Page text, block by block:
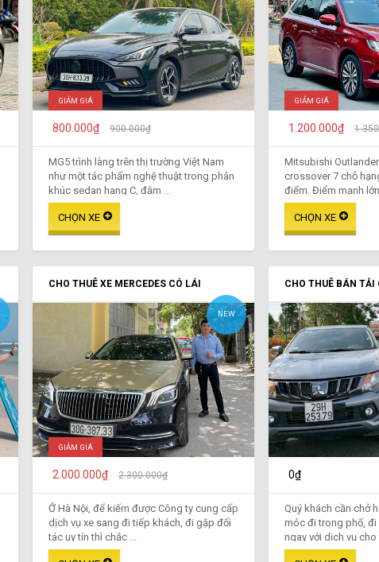
GIẢM GIÁ
800.000₫ 900.000₫
MG5 trình làng trên thị trường Việt Nam
như một tác phẩm nghệ thuật trong phân
khúc sedan hạng C, đậm ...
GIẢM GIÁ
1.200.000₫
Mitsubishi
crossover 7 chỗ
điểm. Điểm mạnh
CHO THUÊ XE MERCEDES CÓ LÁI
NEW
GIẢM GIÁ
2.000.000₫ 2.300.000₫
Ở Hà Nội, để kiếm được Công ty cung cấp
dịch vụ xe sang đi tiếp khách, đi gặp đối
tác uy tín thì chắc ...
CHO THUÊ BÁN TẢI
0₫
Quý khách cần chở
móc đi trong phố, đi
ngay với dịch vụ cho